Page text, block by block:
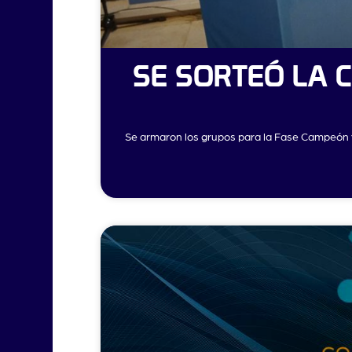
SE SORTEÓ LA
Se armaron los grupos para la Fase